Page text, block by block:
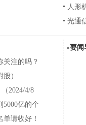
人形
光通
关注的吗？
）
2024/4/8
5000亿的个
请收好！
»要闻